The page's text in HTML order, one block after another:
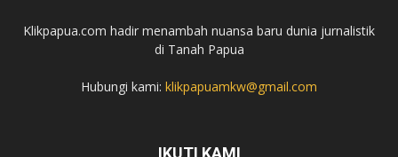
Klikpapua.com hadir menambah nuansa baru dunia jurnalistik
di Tanah Papua
Hubungi kami: klikpapuamkw@gmail.com
IKUTI KAMI